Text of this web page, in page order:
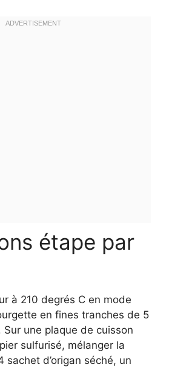
étape par
à 210 degrés C en mode
en fines tranches de 5
Sur une plaque de cuisson
sulfurisé, mélanger la
sachet d’origan séché, un